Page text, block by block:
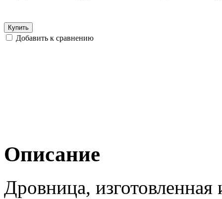
Купить
Добавить к сравнению
Описание
Дровница, изготовленная